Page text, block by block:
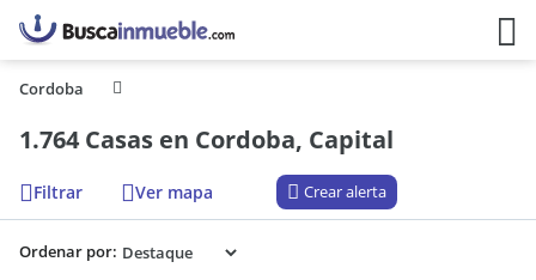
Cordoba
1.764 Casas en Cordoba, Capital
Filtrar Ver mapa Crear alerta
Ordenar por: